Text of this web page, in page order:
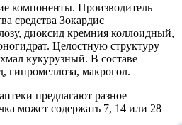
компоненты. Производитель
средства Зокардис
диоксид кремния коллоидный,
Целостную структуру
кукурузный. В составе
гипромеллоза, макрогол.
предлагают разное
может содержать 7, 14 или 28